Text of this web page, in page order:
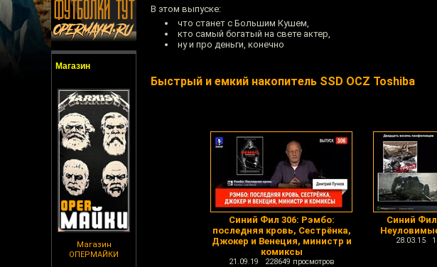
Магазин
Магазин
ОПЕРМАЙКИ
В этом выпуске:
что станет с Большим Кушем,
кто самый богатый на свете актер,
ну и про деньги, конечно
Быстрый и емкий накопитель SSD OCZ Toshiba
Синий Фил 306: Рэмбо:
последняя кровь, Сестрёнка,
Джокер и Венеция, министр и
комиксы
21.09.19 228649 просмотров
Синий Фил
28.03.15